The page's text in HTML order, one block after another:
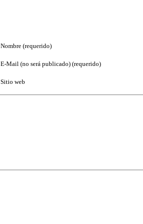
Nombre (requerido)
E-Mail (no será publicado) (requerido)
Sitio web